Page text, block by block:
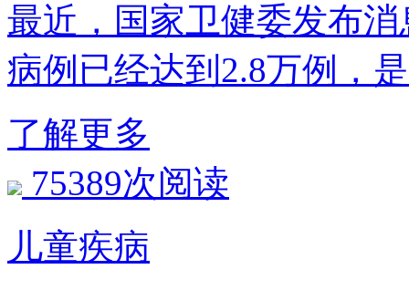
最近，国家卫健委发布
病例已经达到2.8万例，
了解更多
75389次阅读
儿童疾病